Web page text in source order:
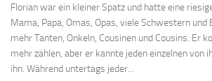
Florian war ein kleiner Spatz und hatte eine
Mama, Papa, Omas, Opas, viele Schwestern und
mehr Tanten, Onkeln, Cousinen und Cousins. Er
mehr zählen, aber er kannte jeden einzelnen von
ihn. Während untertags jeder...